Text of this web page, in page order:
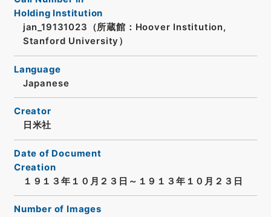
Holding Institution
jan_19131023（所蔵館：Hoover Institution,
Stanford University）
Language
Japanese
Creator
日米社
Date of Document
Creation
１９１３年１０月２３日～１９１３年１０月２３日
Number of Images